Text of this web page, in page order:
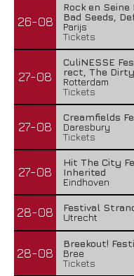
26-08
Rock en
Bad Seeds,
Parijs
Tickets
27-08
CuliNESSE
rect, The
Rotterdam
Tickets
27-08
Creamfields
Daresbury
Tickets
27-08
Hit The City
Inherited
Eindhoven
28-08
Festival
Utrecht
28-08
Breekout!
Bree
Tickets